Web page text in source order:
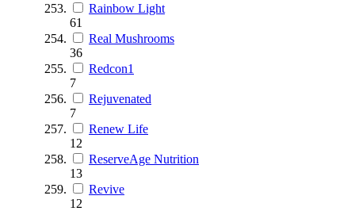
Rainbow Light
61
Real Mushrooms
36
Redcon1
7
Rejuvenated
7
Renew Life
12
ReserveAge Nutrition
13
Revive
12